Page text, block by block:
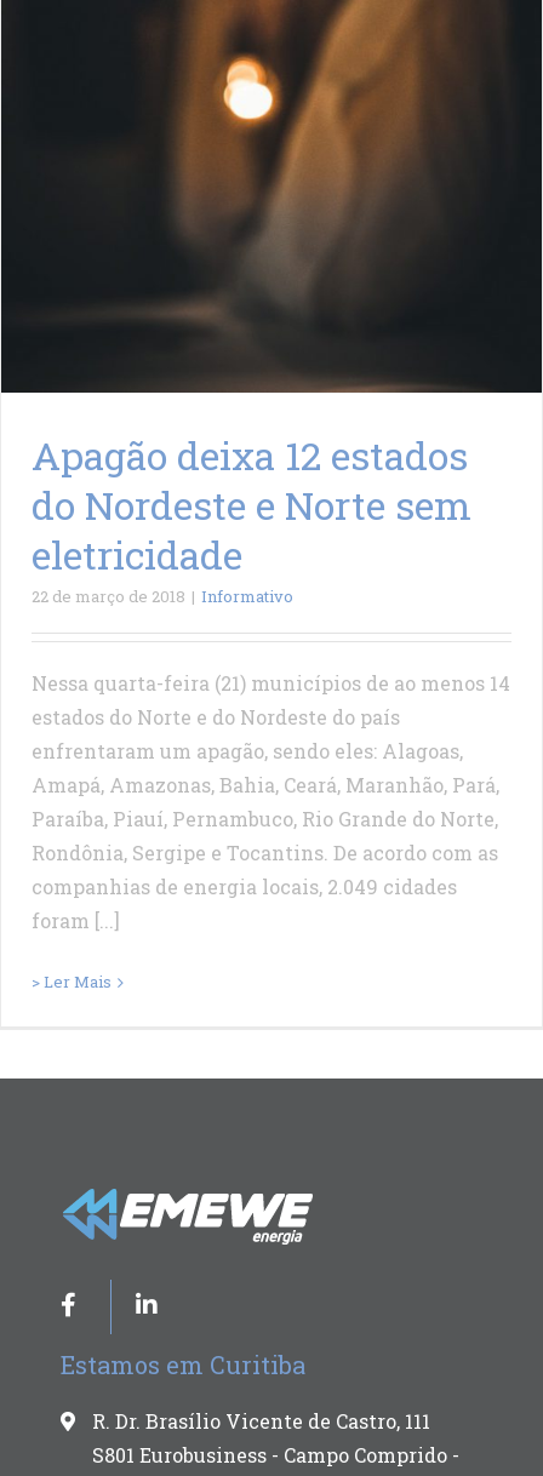
Apagão deixa 12 estados
do Nordeste e Norte sem
eletricidade
22 de março de 2018 | Informativo
Nessa quarta-feira (21) municípios de ao menos 14
estados do Norte e do Nordeste do país
enfrentaram um apagão, sendo eles: Alagoas,
Amapá, Amazonas, Bahia, Ceará, Maranhão, Pará,
Paraíba, Piauí, Pernambuco, Rio Grande do Norte,
Rondônia, Sergipe e Tocantins. De acordo com as
companhias de energia locais, 2.049 cidades
foram [...]
> Ler Mais
Estamos em Curitiba
R. Dr. Brasílio Vicente de Castro, 111
S801 Eurobusiness - Campo Comprido -